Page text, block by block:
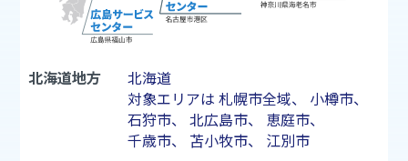
北海道地方
北海道
対象エリアは 札幌市全域、 小樽市、
石狩市、 北広島市、 恵庭市、
千歳市、 苫小牧市、 江別市